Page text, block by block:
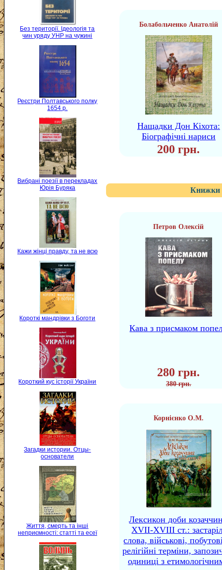
Без території. Ідеологія та
чин уряду УНР на чужині
Реєстри Полтавського полку
1654 р.
Вибрані поезії в перекладах
Юрія Буряка
Кажи жінці правду, та не всю
Короткі мандрівки з Боготи
Короткий кус історії України
Загадки истории. Отцы-
основатели
Життя, смерть та інші
неприємності: статті та есеї
Болaбoльченко Анатолій
Нащадки Дон Кіхота:
Біографічні нариси
200 грн.
Книжки
Петров Олексій
Кава з присмаком
280 грн.
380 грн.
Корнієнко О.М.
Лексикон доби
XVII-XVIII ст.:
слова, військові,
релігійні терміни,
одиниці з